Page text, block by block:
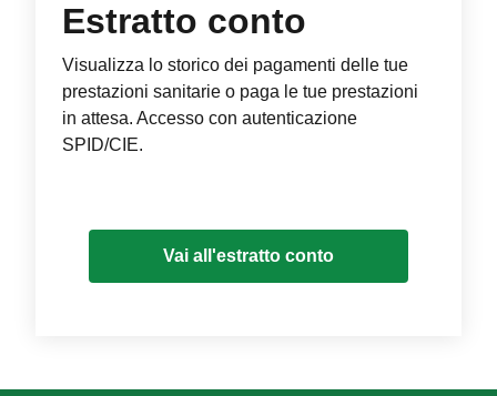
Estratto conto
Visualizza lo storico dei pagamenti delle tue
prestazioni sanitarie o paga le tue prestazioni
in attesa. Accesso con autenticazione
SPID/CIE.
Vai all'estratto conto